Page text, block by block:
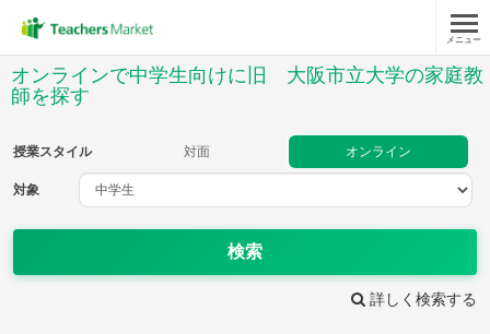
メニュー
オンラインで中学生向けに旧 大阪市立大学の家庭教
師を探す
授業スタイル 対面 オンライン
対象
検索
詳しく検索する
対象
地理